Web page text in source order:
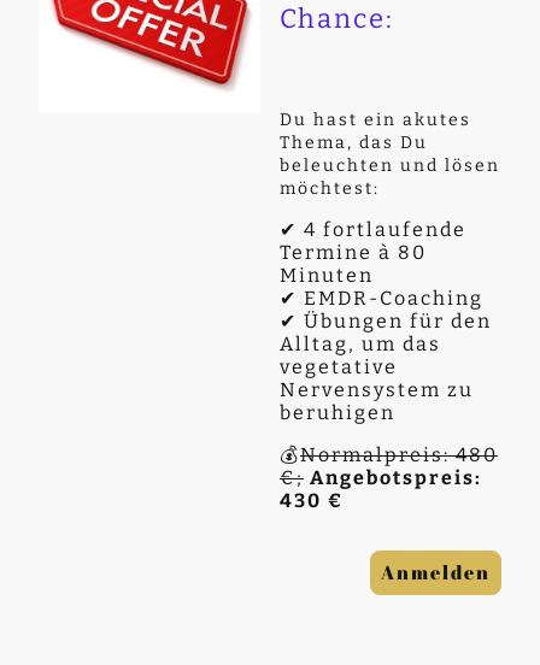
Chance:
Du hast ein akutes
Thema, das Du
beleuchten und lösen
möchtest:
✔ 4 fortlaufende
Termine à 80
Minuten
✔ EMDR-Coaching
✔ Übungen für den
Alltag, um das
vegetative
Nervensystem zu
beruhigen
💰Normalpreis: 480
€; Angebotspreis:
430 €
Anmelden